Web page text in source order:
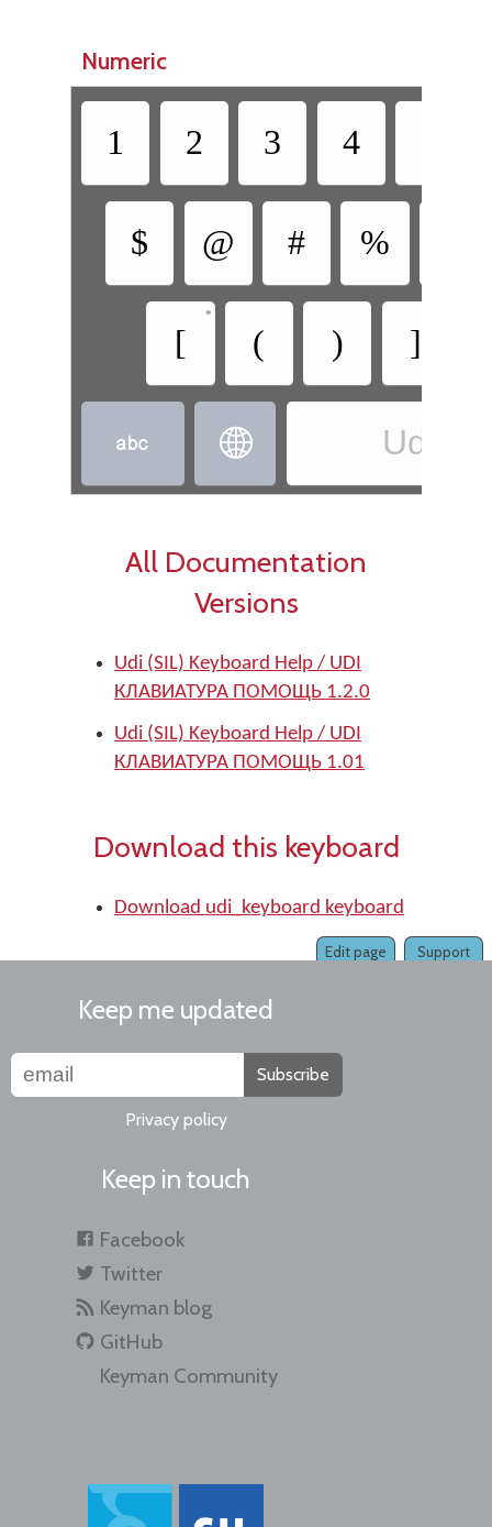
Numeric
1 2 3 4
$ @ # %
[
•
( ) ]
  Udi -
All Documentation
Versions
Udi (SIL) Keyboard Help / UDI
КЛАВИАТУРА ПОМОЩЬ 1.2.0
Udi (SIL) Keyboard Help / UDI
КЛАВИАТУРА ПОМОЩЬ 1.01
Download this keyboard
Download udi_keyboard keyboard
Support
Edit page
Keep me updated
Subscribe
Privacy policy
Keep in touch
Facebook
Twitter
Keyman blog
GitHub
Keyman Community